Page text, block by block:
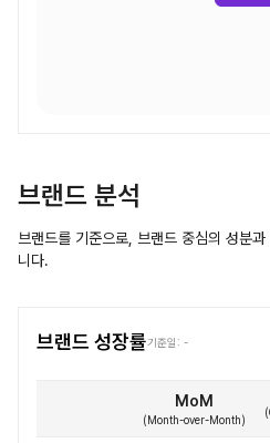
브랜드 분석
브랜드를 기준으로, 브랜드 중심의 성분
니다.
브랜드 성장률기준일: -
MoM
(Month-over-Month)
(